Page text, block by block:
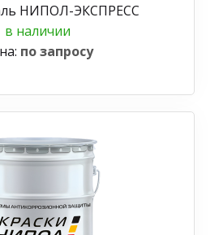
НИПОЛ-ЭКСПРЕСС
в наличии
по запросу